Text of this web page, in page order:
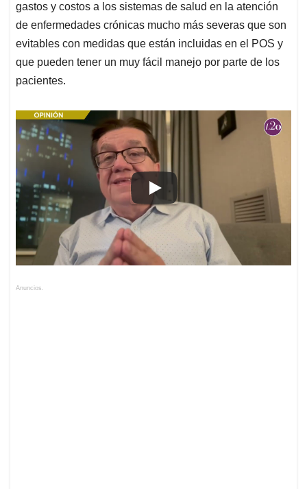
gastos y costos a los sistemas de salud en la atención
de enfermedades crónicas mucho más severas que son
evitables con medidas que están incluidas en el POS y
que pueden tener un muy fácil manejo por parte de los
pacientes.
Anuncios.